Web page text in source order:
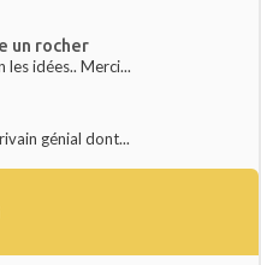
un rocher
les idées.. Merci...
génial dont...